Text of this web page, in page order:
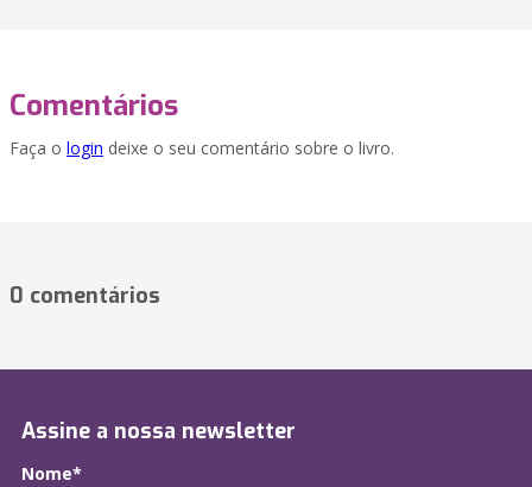
Comentários
Faça o login deixe o seu comentário sobre o livro.
0 comentários
Assine a nossa newsletter
Nome*